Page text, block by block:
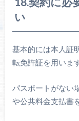
い
基本的には本人証
転免許証を用います
パスポートがない
や公共料金支払書